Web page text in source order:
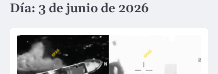
Día: 3 de junio de 2026